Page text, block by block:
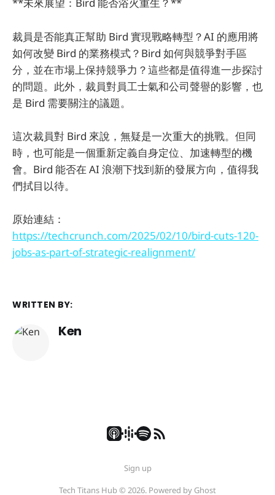
**未來展望：Bird 能否浴火重生？**
裁員是否能真正幫助 Bird 實現戰略轉型？AI 的應用將
如何改變 Bird 的業務模式？Bird 如何與競爭對手區
分，並在市場上保持競爭力？這些都是值得進一步探討
的問題。此外，裁員對員工士氣和公司聲譽的影響，也
是 Bird 需要關注的議題。
這次裁員對 Bird 來說，無疑是一次重大的挑戰。但同
時，也可能是一個重新定義自身定位、加速轉型的機
會。Bird 能否在 AI 浪潮下找到新的發展方向，值得我
們拭目以待。
原始連結：
https://techcrunch.com/2025/02/10/bird-cuts-120-
jobs-as-part-of-strategic-realignment/
WRITTEN BY:
Ken
Sign up
Tech Titans Hub © 2026. Powered by Ghost